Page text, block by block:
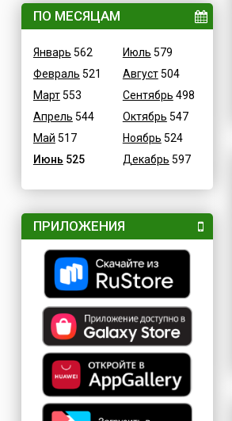
ПО МЕСЯЦАМ
Январь 562
Февраль 521
Март553
Апрель 544
Май 517
Июнь 525
Июль 579
Август504
Сентябрь 498
Октябрь 547
Ноябрь 524
Декабрь 597
ПРИЛОЖЕНИЯ